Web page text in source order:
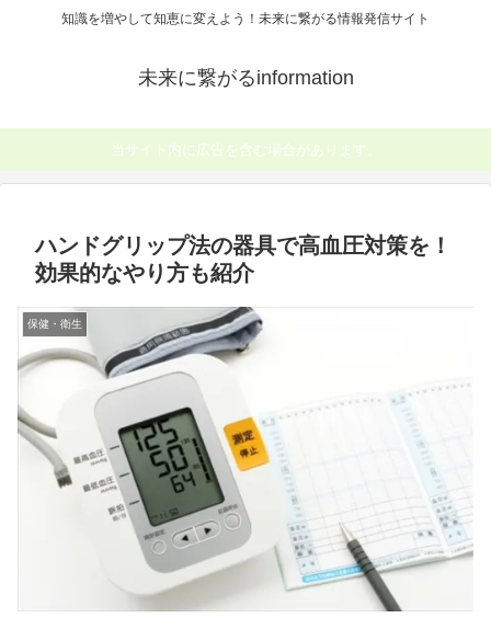
知識を増やして知恵に変えよう！未来に繋がる情報発信サイト
未来に繋がるinformation
当サイト内に広告を含む場合があります。
ハンドグリップ法の器具で高血圧対策を！
効果的なやり方も紹介
保健・衛生